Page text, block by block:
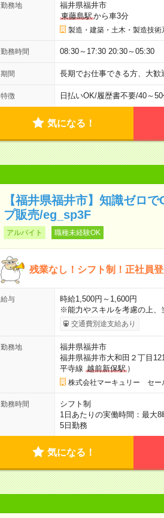
勤務地
福井県福井市
東藤島駅から車3分
製造・建築・土木・製造技術
勤務時間 08:30～17:30 20:30～05:30
期間 長期でお仕事できる方、大歓
特徴 日払いOK/履歴書不要/40～
気になる！
【福井県福井市】知識ゼロ
プ販売/eg_sp3F
アルバイト 職種未経験OK
残業なし！シフト制！正社員
給与
時給1,500円～1,600円
※能力やスキルを考慮の上、
交通費別途支給あり
勤務地
福井県福井市
福井県福井市大和田２丁目
平寺線 越前新保駅）
株式会社マーキュリー セー
勤務時間
シフト制
1日あたりの実働時間：最大
5日勤務
気になる！